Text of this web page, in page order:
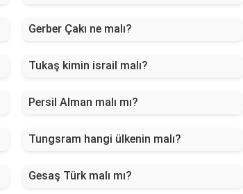
Gerber Çakı ne malı?
Tukaş kimin israil malı?
Persil Alman malı mı?
Tungsram hangi ülkenin malı?
Gesaş Türk malı mı?